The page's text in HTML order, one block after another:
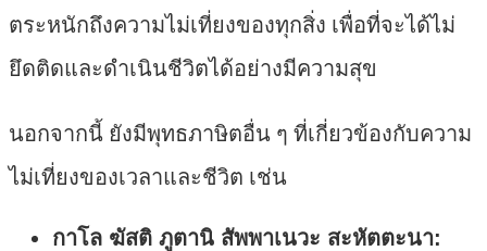
ตระหนักถึงความไม่เที่ยงของทุกสิ่ง เพื่อที่จะได้ไม่
ยึดติดและดำเนินชีวิตได้อย่างมีความสุข
นอกจากนี้ ยังมีพุทธภาษิตอื่น ๆ ที่เกี่ยวข้องกับความ
ไม่เที่ยงของเวลาและชีวิต เช่น
กาโล ฆัสติ ภูตานิ สัพพาเนวะ สะหัตตะนา: